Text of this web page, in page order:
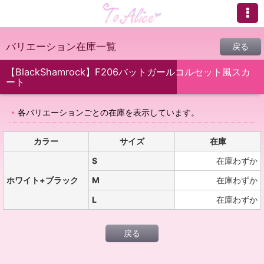
バリエーション在庫一覧 戻る
【BlackShamrock】F206バットガールコルセット風スカ
ート
各バリエーションごとの在庫を表示しています。
カラー サイズ 在庫
ホワイト+ブラック
S
在庫わずか
M
在庫わずか
L
在庫わずか
戻る